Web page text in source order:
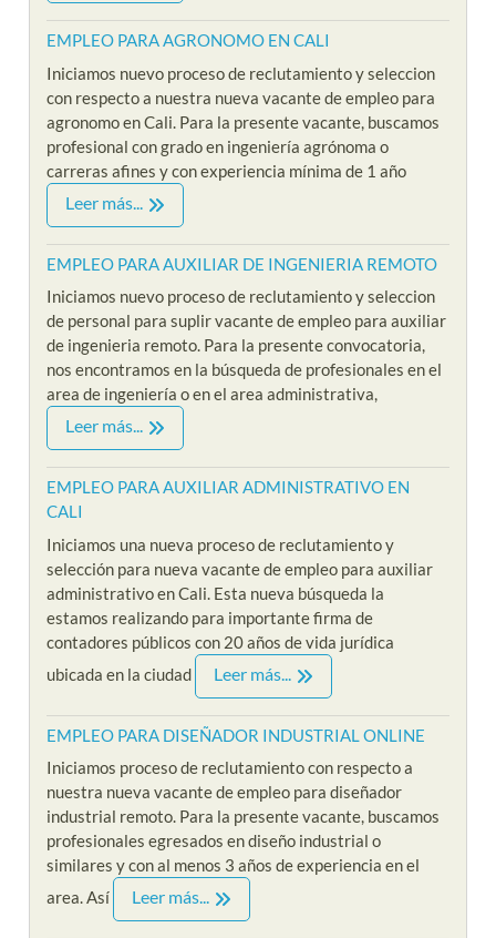
EMPLEO PARA AGRONOMO EN CALI
Iniciamos nuevo proceso de reclutamiento y seleccion
con respecto a nuestra nueva vacante de empleo para
agronomo en Cali. Para la presente vacante, buscamos
profesional con grado en ingeniería agrónoma o
carreras afines y con experiencia mínima de 1 año
Leer más...
EMPLEO PARA AUXILIAR DE INGENIERIA REMOTO
Iniciamos nuevo proceso de reclutamiento y seleccion
de personal para suplir vacante de empleo para auxiliar
de ingenieria remoto. Para la presente convocatoria,
nos encontramos en la búsqueda de profesionales en el
area de ingeniería o en el area administrativa,
Leer más...
EMPLEO PARA AUXILIAR ADMINISTRATIVO EN
CALI
Iniciamos una nueva proceso de reclutamiento y
selección para nueva vacante de empleo para auxiliar
administrativo en Cali. Esta nueva búsqueda la
estamos realizando para importante firma de
contadores públicos con 20 años de vida jurídica
ubicada en la ciudad
Leer más...
EMPLEO PARA DISEÑADOR INDUSTRIAL ONLINE
Iniciamos proceso de reclutamiento con respecto a
nuestra nueva vacante de empleo para diseñador
industrial remoto. Para la presente vacante, buscamos
profesionales egresados en diseño industrial o
similares y con al menos 3 años de experiencia en el
area. Así
Leer más...